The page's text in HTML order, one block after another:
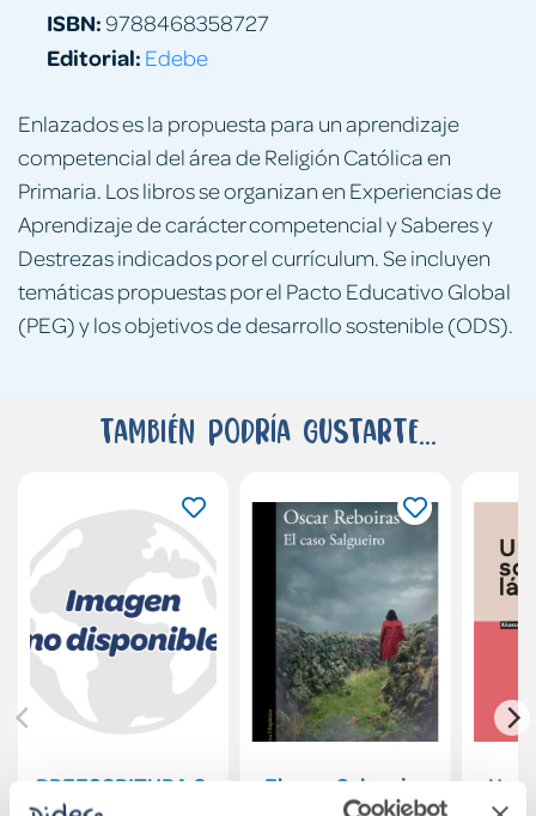
Enlazados es la propuesta para un aprendizaje
competencial del área de Religión Católica en
Primaria. Los libros se organizan en Experiencias de
Aprendizaje de carácter competencial y Saberes y
Destrezas indicados por el currículum. Se incluyen
temáticas propuestas por el Pacto Educativo Global
(PEG) y los objetivos de desarrollo sostenible (ODS).
ISBN:9788468358727
Editorial: Edebe
También podría gustarte...
PREESCRITURA 6.
El caso Salgueiro
Un